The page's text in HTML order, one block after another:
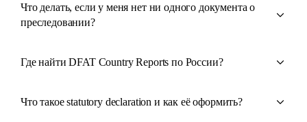
Что делать, если у меня нет ни одного документа о
преследовании?
Где найти DFAT Country Reports по России?
Что такое statutory declaration и как её оформить?